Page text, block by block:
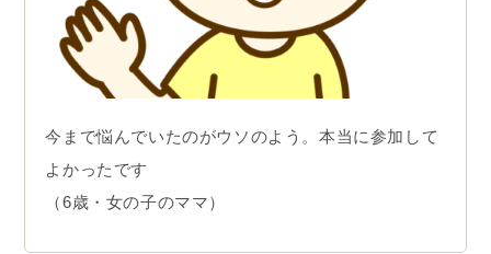
今まで悩んでいたのがウソのよう。本当に参加して
よかったです
（6歳・女の子のママ）